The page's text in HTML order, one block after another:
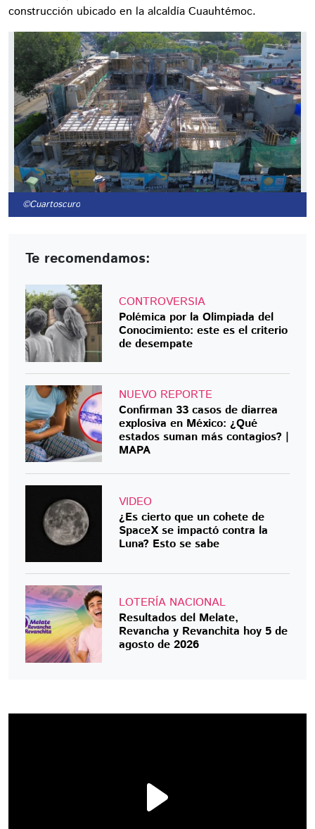
construcción ubicado en la alcaldía Cuauhtémoc.
©Cuartoscuro
Te recomendamos:
CONTROVERSIA
Polémica por la Olimpiada del
Conocimiento: este es el criterio
de desempate
NUEVO REPORTE
Confirman 33 casos de diarrea
explosiva en México: ¿Qué
estados suman más contagios? |
MAPA
VIDEO
¿Es cierto que un cohete de
SpaceX se impactó contra la
Luna? Esto se sabe
LOTERÍA NACIONAL
Resultados del Melate,
Revancha y Revanchita hoy 5 de
agosto de 2026